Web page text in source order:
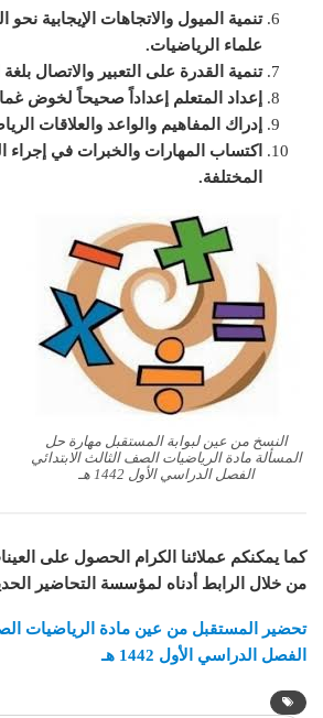
تنمية الميول والاتجاهات الإيجابية
علماء الرياضيات.
تنمية القدرة على التعبير والاتصال
إعداد المتعلم إعداداً صحيحاً لخوض
إدراك المفاهيم والواعد والعلاقات
اكتساب المهارات والخبرات في إجراء
المختلفة.
النسخ من عين لبوابة المستقبل مهارة حل
المسألة مادة الرياضيات الصف الثالث الابتدائي
الفصل الدراسي الأول 1442 هـ
كما يمكنكم عملائنا الكرام الحصول على
من خلال الرابط أدناه لمؤسسة التحاضير
تحضير المستقبل من عين مادة الرياضيات
الفصل الدراسي الأول 1442 هـ